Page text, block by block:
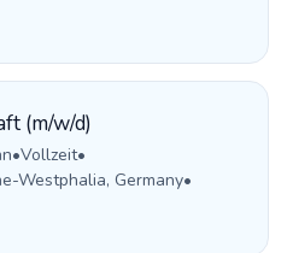
(m/w/d)
•Vollzeit•
Westphalia, Germany•